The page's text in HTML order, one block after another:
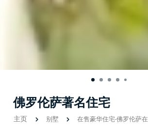
佛罗伦萨著名住宅
主页 别墅 在售豪华住宅-佛罗伦萨